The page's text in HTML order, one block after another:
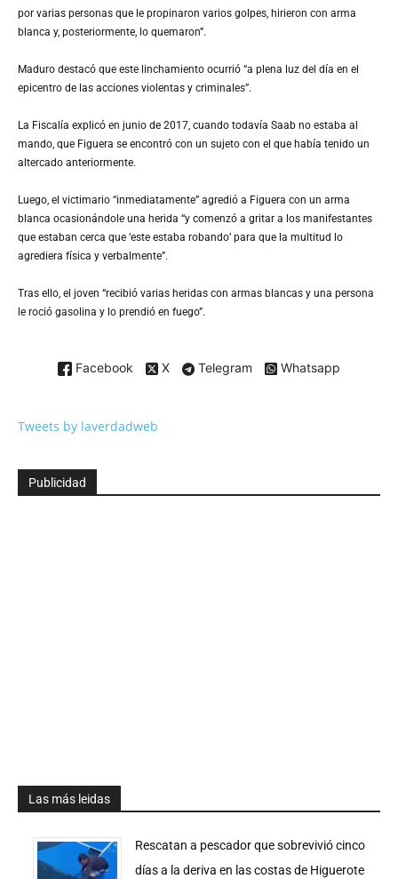
por varias personas que le propinaron varios golpes, hirieron con arma
blanca y, posteriormente, lo quemaron”.
Maduro destacó que este linchamiento ocurrió “a plena luz del día en el
epicentro de las acciones violentas y criminales”.
La Fiscalía explicó en junio de 2017, cuando todavía Saab no estaba al
mando, que Figuera se encontró con un sujeto con el que había tenido un
altercado anteriormente.
Luego, el victimario “inmediatamente” agredió a Figuera con un arma
blanca ocasionándole una herida “y comenzó a gritar a los manifestantes
que estaban cerca que ‘este estaba robando’ para que la multitud lo
agrediera física y verbalmente”.
Tras ello, el joven “recibió varias heridas con armas blancas y una persona
le roció gasolina y lo prendió en fuego”.
Facebook X Telegram Whatsapp
Tweets by laverdadweb
Publicidad
Las más leidas
Rescatan a pescador que sobrevivió cinco
días a la deriva en las costas de Higuerote